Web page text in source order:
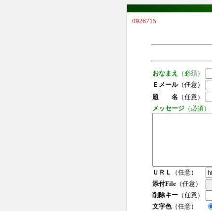
0926715
おなまえ
（必須）
Ｅメール（任意）
題 名 （任意）
メッセージ （必須）
ＵＲＬ
（任意）
添付File （任意）
削除キー （任意）
文字色（任意）